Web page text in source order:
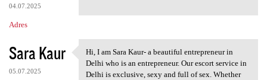
04.07.2025
Adres
Sara Kaur
05.07.2025
Hi, I am Sara Kaur- a
Hi, I am Sara Kaur- a beautiful entrepreneur in
Delhi who is an entrepreneur. Our escort service in
Delhi is exclusive, sexy and full of sex. Whether